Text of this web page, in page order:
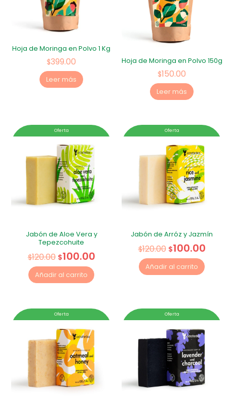
Hoja de Moringa en Polvo 1 Kg
$399.00
Leer más
Hoja de Moringa en Polvo 150g
$150.00
Leer más
Oferta
Jabón de Aloe Vera y
Tepezcohuite
$120.00 $100.00
Añadir al carrito
Oferta
Jabón de Arróz y Jazmín
$120.00 $100.00
Añadir al carrito
Oferta Oferta